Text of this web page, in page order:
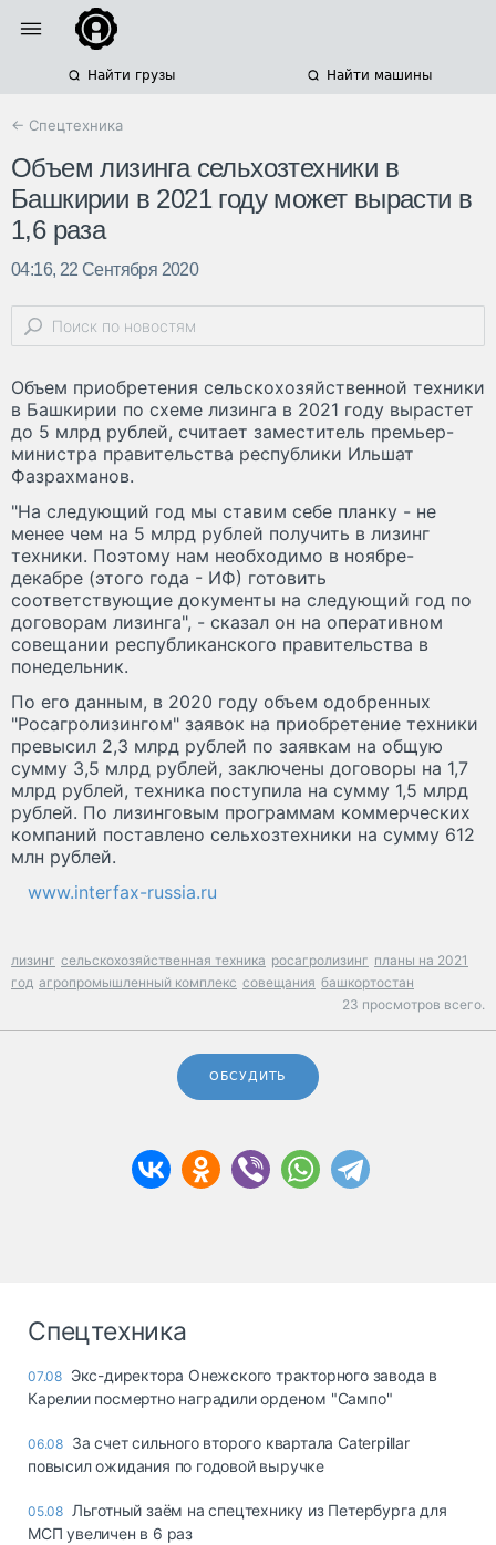
Найти грузы Найти машины
← Спецтехника
Объем лизинга сельхозтехники в
Башкирии в 2021 году может вырасти в
1,6 раза
04:16, 22 Сентября 2020
Объем приобретения сельскохозяйственной техники
в Башкирии по схеме лизинга в 2021 году вырастет
до 5 млрд рублей, считает заместитель премьер-
министра правительства республики Ильшат
Фазрахманов.
"На следующий год мы ставим себе планку - не
менее чем на 5 млрд рублей получить в лизинг
техники. Поэтому нам необходимо в ноябре-
декабре (этого года - ИФ) готовить
соответствующие документы на следующий год по
договорам лизинга", - сказал он на оперативном
совещании республиканского правительства в
понедельник.
По его данным, в 2020 году объем одобренных
"Росагролизингом" заявок на приобретение техники
превысил 2,3 млрд рублей по заявкам на общую
сумму 3,5 млрд рублей, заключены договоры на 1,7
млрд рублей, техника поступила на сумму 1,5 млрд
рублей. По лизинговым программам коммерческих
компаний поставлено сельхозтехники на сумму 612
млн рублей.
www.interfax-russia.ru
лизинг сельскохозяйственная техника росагролизинг планы на 2021
год агропромышленный комплекс совещания башкортостан
23 просмотров всего.
ОБСУДИТЬ
Спецтехника
07.08 Экс-директора Онежского тракторного завода в
Карелии посмертно наградили орденом "Сампо"
06.08 За счет сильного второго квартала Caterpillar
повысил ожидания по годовой выручке
05.08 Льготный заём на спецтехнику из Петербурга для
МСП увеличен в 6 раз